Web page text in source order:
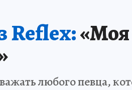
Reflex:«Моя
любого певца,